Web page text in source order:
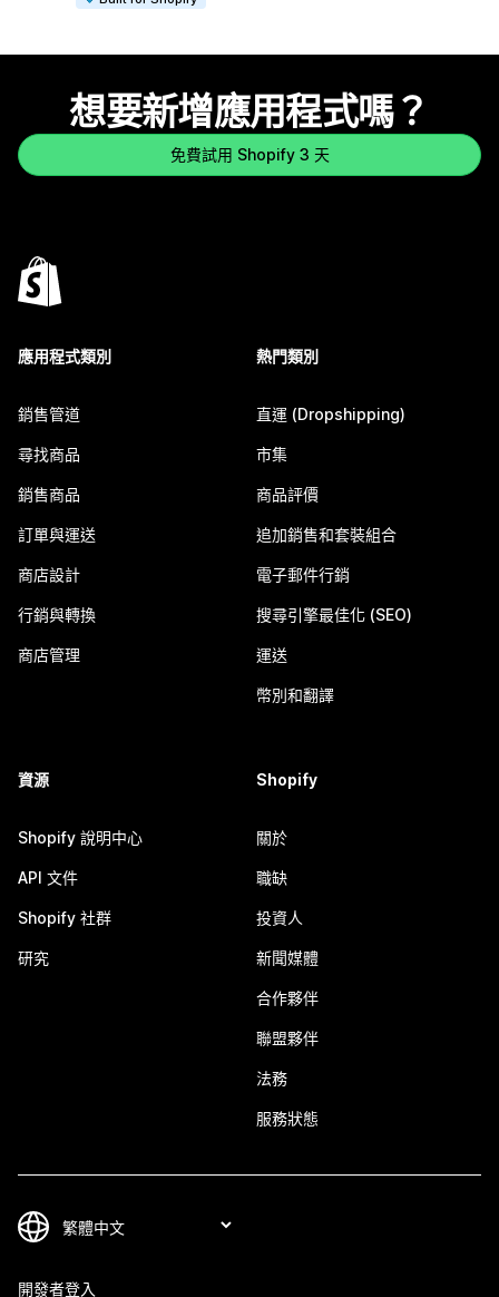
想要新增應用程式嗎？
免費試用 Shopify 3 天
應用程式類別
銷售管道
尋找商品
銷售商品
訂單與運送
商店設計
行銷與轉換
商店管理
熱門類別
直運 (Dropshipping)
市集
商品評價
追加銷售和套裝組合
電子郵件行銷
搜尋引擎最佳化 (SEO)
運送
幣別和翻譯
資源
Shopify 說明中心
API 文件
Shopify 社群
研究
Shopify
關於
職缺
投資人
新聞媒體
合作夥伴
聯盟夥伴
法務
服務狀態
開發者登入